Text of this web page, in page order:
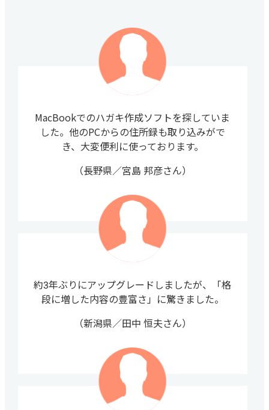
MacBookでのハガキ作成ソフトを探していま
した。他のPCからの住所録も取り込みがで
き、大変便利に使っております。
（長野県／宮島 邦彦さん）
約3年ぶりにアップグレードしましたが、「格
段に増した内容の豊富さ」に驚きました。
（新潟県／田中 恒夫さん）